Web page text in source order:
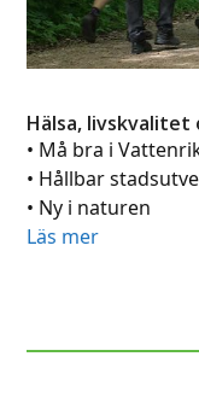
Hälsa, livskvalitet
• Må bra i
• Hållbar
• Ny i naturen
Läs mer